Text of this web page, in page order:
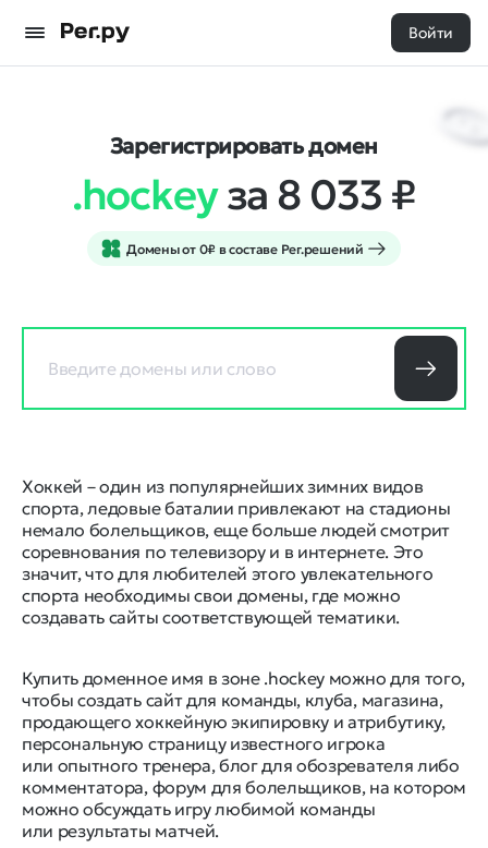
Войти
Зарегистрировать домен
.hockeyза 8 033 ₽
Домены от 0₽ в составе Рег.решений
Хоккей – один из популярнейших зимних видов
спорта, ледовые баталии привлекают на стадионы
немало болельщиков, еще больше людей смотрит
соревнования по телевизору и в интернете. Это
значит, что для любителей этого увлекательного
спорта необходимы свои домены, где можно
создавать сайты соответствующей тематики.
Купить доменное имя в зоне .hockey можно для того,
чтобы создать сайт для команды, клуба, магазина,
продающего хоккейную экипировку и атрибутику,
персональную страницу известного игрока
или опытного тренера, блог для обозревателя либо
комментатора, форум для болельщиков, на котором
можно обсуждать игру любимой команды
или результаты матчей.